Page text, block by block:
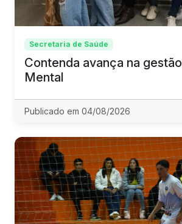
Secretaria de Saúde
Contenda avança na
Mental
Publicado em 04/08/2026